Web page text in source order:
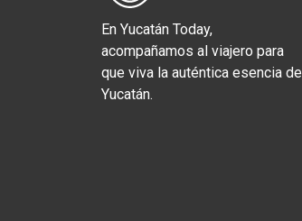
En Yucatán Today,
acompañamos al viajero para
que viva la auténtica esencia de
Yucatán.